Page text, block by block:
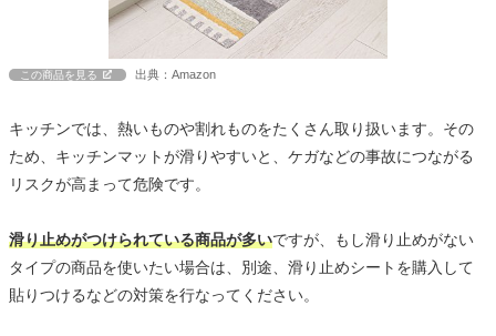
この商品を見る 出典：Amazon
キッチンでは、熱いものや割れものをたくさん取り扱います。その
ため、キッチンマットが滑りやすいと、ケガなどの事故につながる
リスクが高まって危険です。
滑り止めがつけられている商品が多いですが、もし滑り止めがない
タイプの商品を使いたい場合は、別途、滑り止めシートを購入して
貼りつけるなどの対策を行なってください。